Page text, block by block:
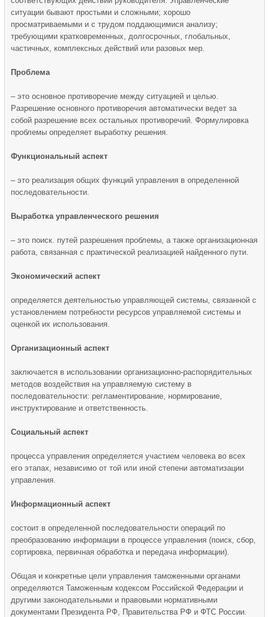
ситуации бывают простыми и сложными; хорошо
просматриваемыми и с трудом поддающимися анализу;
требующими кратковременных, долгосрочных, глобальных,
частичных, комплексных действий или разовых мер.
Проблема
– это основное противоречие между ситуацией и целью.
Разрешение основного противоречия автоматически ведет за
собой разрешение всех остальных противоречий. Формулировка
проблемы определяет выработку решения.
Функциональный аспект
– это реализация общих функций управления в определенной
последовательности.
Выработка управленческого решения
– это поиск. путей разрешения проблемы, а также организационная
работа, связанная с практической реализацией найденного пути.
Экономический аспект
определяется деятельностью управляющей системы, связанной с
установлением потребности ресурсов управляемой системы и
оценкой их использования.
Организационный аспект
заключается в использовании организационно-распорядительных
методов воздействия на управляемую систему в
последовательности: регламентирование, нормирование,
инструктирование и ответственность.
Социальный аспект
процесса управления определяется участием человека во всех
его этапах, независимо от той или иной степени автоматизации
управления.
Информационный аспект
состоит в определенной последовательности операций по
преобразованию информации в процессе управления (поиск, сбор,
сортировка, первичная обработка и передача информации).
Общая и конкретные цели управления таможенными органами
определяются Таможенным кодексом Российской Федерации и
другими законодательными и правовыми нормативными
документами Президента РФ, Правительства РФ и ФТС России.